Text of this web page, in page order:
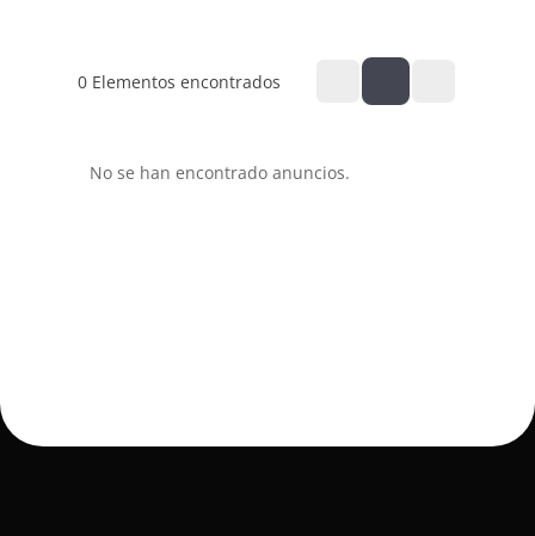
0Elementos encontrados
No se han encontrado anuncios.